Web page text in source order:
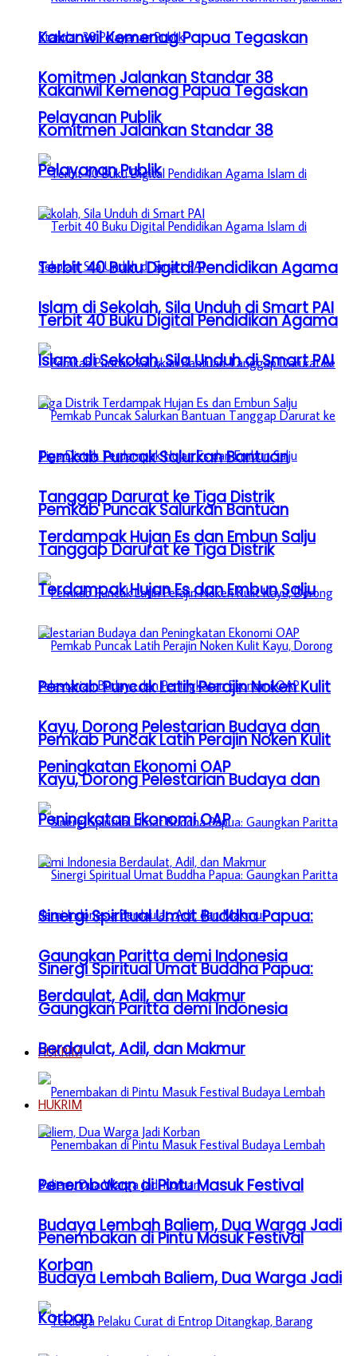
Kakanwil Kemenag Papua Tegaskan
Komitmen Jalankan Standar 38
Pelayanan Publik
Terbit 40 Buku Digital Pendidikan Agama
Islam di Sekolah, Sila Unduh di Smart PAI
Pemkab Puncak Salurkan Bantuan
Tanggap Darurat ke Tiga Distrik
Terdampak Hujan Es dan Embun Salju
Pemkab Puncak Latih Perajin Noken Kulit
Kayu, Dorong Pelestarian Budaya dan
Peningkatan Ekonomi OAP
Sinergi Spiritual Umat Buddha Papua:
Gaungkan Paritta demi Indonesia
Berdaulat, Adil, dan Makmur
HUKRIM
Penembakan di Pintu Masuk Festival
Budaya Lembah Baliem, Dua Warga Jadi
Korban
Kakanwil Kemenag Papua Tegaskan
Komitmen Jalankan Standar 38
Pelayanan Publik
Terbit 40 Buku Digital Pendidikan Agama
Islam di Sekolah, Sila Unduh di Smart PAI
Pemkab Puncak Salurkan Bantuan
Tanggap Darurat ke Tiga Distrik
Terdampak Hujan Es dan Embun Salju
Pemkab Puncak Latih Perajin Noken Kulit
Kayu, Dorong Pelestarian Budaya dan
Peningkatan Ekonomi OAP
Sinergi Spiritual Umat Buddha Papua:
Gaungkan Paritta demi Indonesia
Berdaulat, Adil, dan Makmur
HUKRIM
Penembakan di Pintu Masuk Festival
Budaya Lembah Baliem, Dua Warga Jadi
Korban